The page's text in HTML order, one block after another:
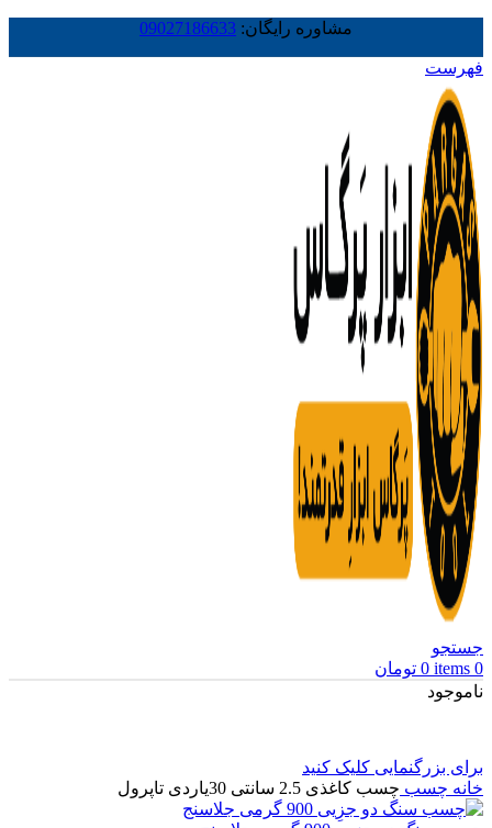
مشاوره رایگان: 09027186633
فهرست
جستجو
0
items
0 تومان
ناموجود
برای بزرگنمایی کلیک کنید
خانه چسب چسب کاغذی 2.5 سانتی 30یاردی تاپرول